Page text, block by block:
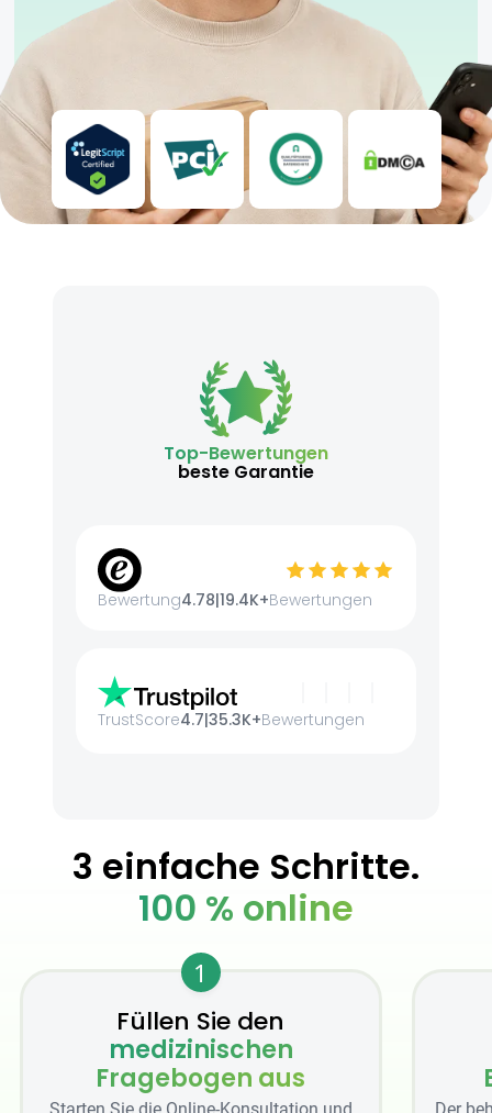
Top-Bewertungen
beste Garantie
Bewertung4.78|19.4K+Bewertungen
TrustScore4.7|35.3K+Bewertungen
3 einfache Schritte.
100 % online
1
Füllen Sie den
medizinischen
Fragebogen aus